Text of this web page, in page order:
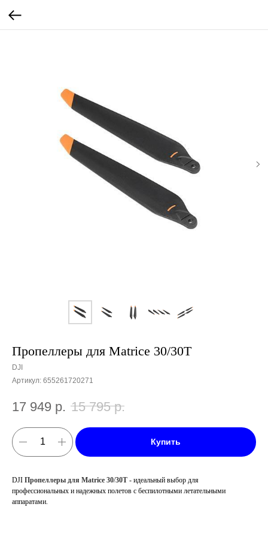
Пропеллеры для Matrice 30/30T
DJI
Артикул: 655261720271
17 949 р. 15 795 р.
Купить
DJI Пропеллеры для Matrice 30/30T - идеальный выбор для
профессиональных и надежных полетов с беспилотными летательными
аппаратами.